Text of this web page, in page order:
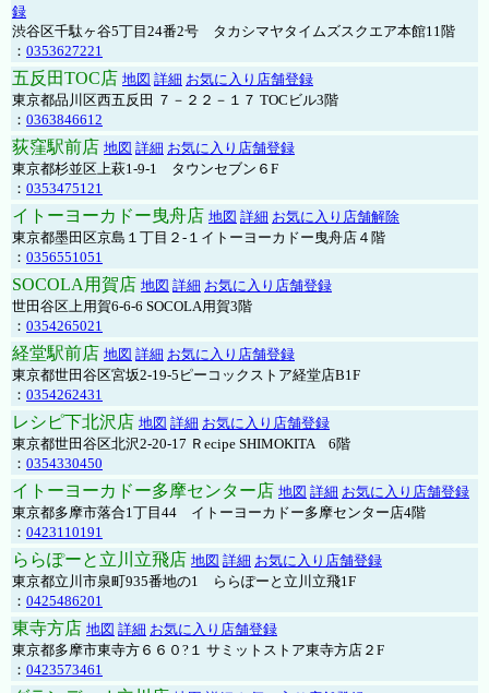
録
渋谷区千駄ヶ谷5丁目24番2号 タカシマヤタイムズスクエア本館11階
： 0353627221
五反田TOC店 地図 詳細 お気に入り店舗登録
東京都品川区西五反田 ７－２２－１７ TOCビル3階
： 0363846612
荻窪駅前店 地図 詳細 お気に入り店舗登録
東京都杉並区上萩1-9-1 タウンセブン６F
： 0353475121
イトーヨーカドー曳舟店 地図 詳細 お気に入り店舗解除
東京都墨田区京島１丁目２-１イトーヨーカドー曳舟店４階
： 0356551051
SOCOLA用賀店 地図 詳細 お気に入り店舗登録
世田谷区上用賀6-6-6 SOCOLA用賀3階
： 0354265021
経堂駅前店 地図 詳細 お気に入り店舗登録
東京都世田谷区宮坂2-19-5ピーコックストア経堂店B1F
： 0354262431
レシピ下北沢店 地図 詳細 お気に入り店舗登録
東京都世田谷区北沢2-20-17 Ｒecipe SHIMOKITA 6階
： 0354330450
イトーヨーカドー多摩センター店 地図 詳細 お気に入り店舗登録
東京都多摩市落合1丁目44 イトーヨーカドー多摩センター店4階
： 0423110191
ららぽーと立川立飛店 地図 詳細 お気に入り店舗登録
東京都立川市泉町935番地の1 ららぽーと立川立飛1F
： 0425486201
東寺方店 地図 詳細 お気に入り店舗登録
東京都多摩市東寺方６６０?１ サミットストア東寺方店２F
： 0423573461